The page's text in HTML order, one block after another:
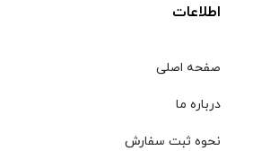
اطلاعات
صفحه اصلی
درباره ما
نحوه ثبت سفارش